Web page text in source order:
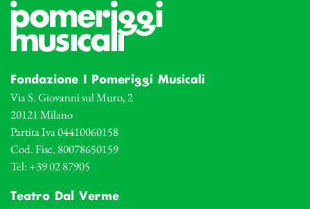
Fondazione I Pomeriggi Musicali
Via S. Giovanni sul Muro, 2
20121 Milano
Partita Iva 04410060158
Cod. Fisc. 80078650159
Tel: +39 02 87905
Teatro Dal Verme